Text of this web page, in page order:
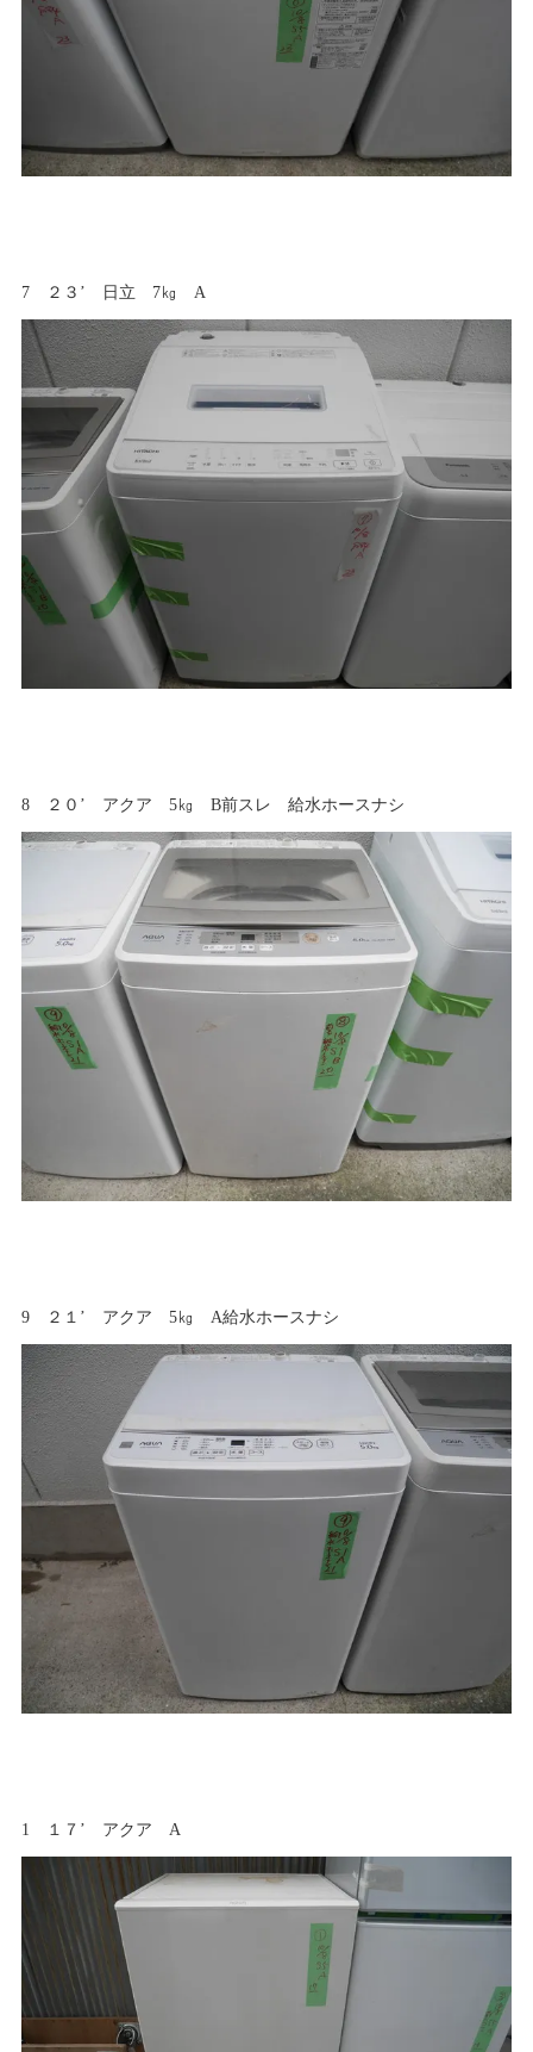
7 ２３’ 日立 7㎏ A
8 ２０’ アクア 5㎏ B前スレ 給水ホースナシ
9 ２１’ アクア 5㎏ A給水ホースナシ
1 １７’ アクア A